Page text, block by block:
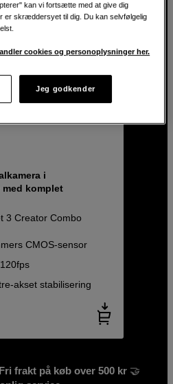
i
med komplet
3 Creator Combo
CMOS-sensor
akset stabilisering
Fri frakt på køb over 500 kr🤝
kan vi fortsætte med at give dig
er skræddersyet til dig. Du kan selvfølgelig
cookies og personoplysninger her.
Jeg godkender